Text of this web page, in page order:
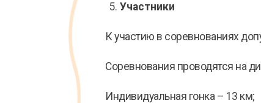
Участники
К участию в соревнованиях
Соревнования проводятся на
Индивидуальная гонка – 13 км;